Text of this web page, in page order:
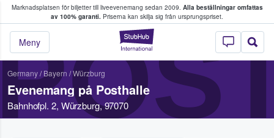
Marknadsplatsen för biljetter till liveevenemang sedan 2009. Alla beställningar omfattas
av 100% garanti. Priserna kan skilja sig från ursprungspriset.
StubHub – där
Meny
köper och säljer biljetter.
Germany/ Bayern /Würzburg
Evenemang på Posthalle
Bahnhofpl. 2, Würzburg, 97070